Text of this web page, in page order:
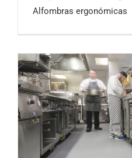
Alfombras ergonómicas